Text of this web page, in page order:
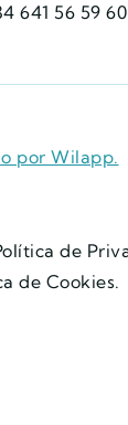
641 56 59 60
por Wilapp.
de
de Cookies.